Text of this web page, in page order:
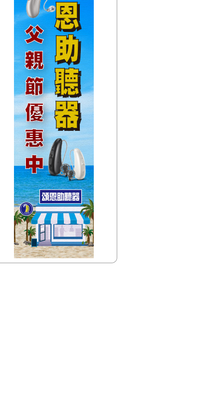
【Next】
(聯播)HIT週末!-GiGi
【HitFm正在進行】
(聯播)
HITO西洋排行榜-elsa
【Next】
(聯播)HIT週末!-GiGi